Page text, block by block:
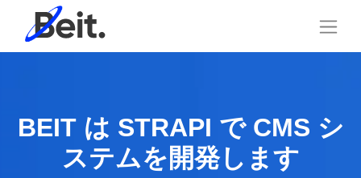
BEIT は STRAPI で CMS シ
ステムを開発します